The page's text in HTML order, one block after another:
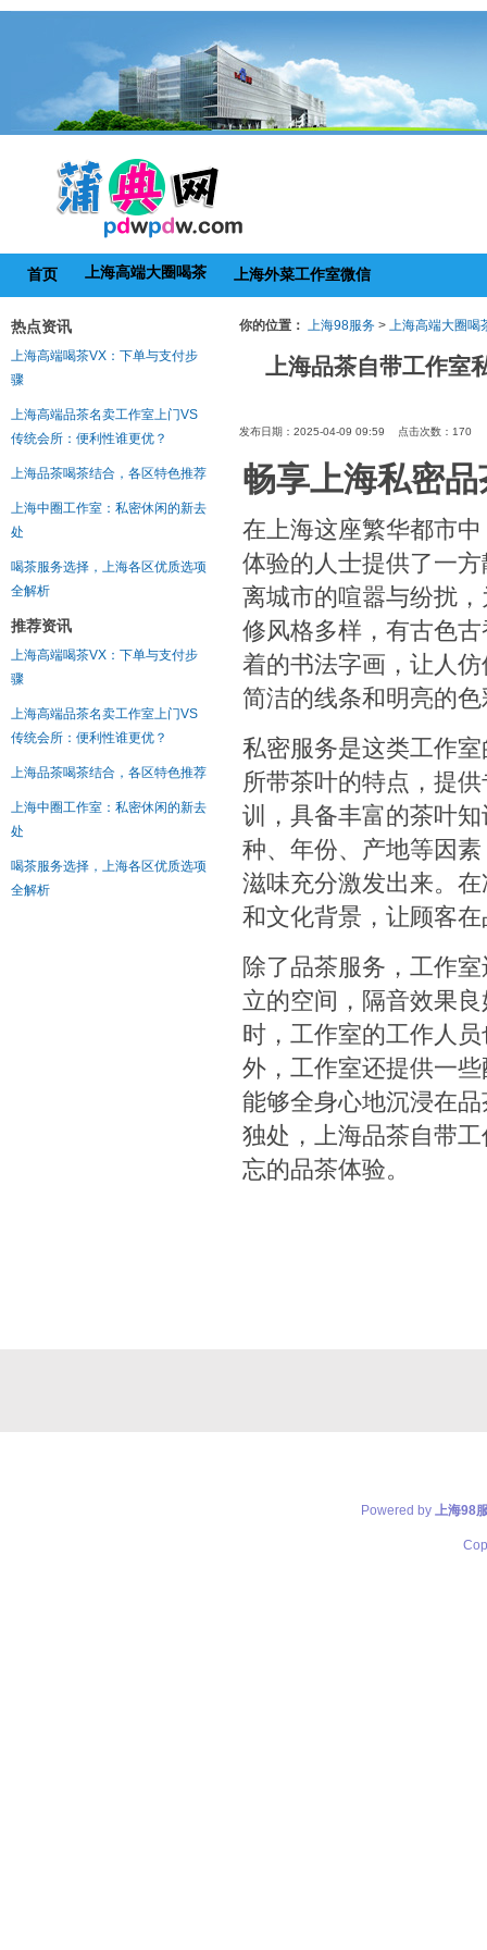
首页 上海高端大圈喝茶 上海外菜工作室微信
热点资讯
上海高端喝茶VX：下单与支付步
骤
上海高端品茶名卖工作室上门VS
传统会所：便利性谁更优？
上海品茶喝茶结合，各区特色推荐
上海中圈工作室：私密休闲的新去
处
喝茶服务选择，上海各区优质选项
全解析
推荐资讯
上海高端喝茶VX：下单与支付步
骤
上海高端品茶名卖工作室上门VS
传统会所：便利性谁更优？
上海品茶喝茶结合，各区特色推荐
上海中圈工作室：私密休闲的新去
处
喝茶服务选择，上海各区优质选项
全解析
你的位置： 上海98服务 > 上海高端大圈喝
上海品茶自带工作室
发布日期：2025-04-09 09:59 点击次数：170
畅享上海私密
在上海这座繁华都市
体验的人士提供了一
离城市的喧嚣与纷扰
修风格多样，有古色
着的书法字画，让人
简洁的线条和明亮的
私密服务是这类工作
所带茶叶的特点，提
训，具备丰富的茶叶
种、年份、产地等因
滋味充分激发出来。
和文化背景，让顾客
除了品茶服务，工作
立的空间，隔音效果
时，工作室的工作人
外，工作室还提供一
能够全身心地沉浸在
独处，上海品茶自带
忘的品茶体验。
Powered by 上海98